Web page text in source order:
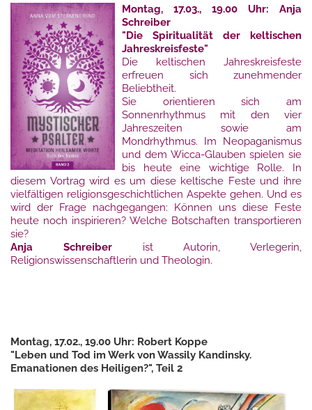
Montag, 17.03., 19.00 Uhr: Anja
Schreiber
"Die Spiritualität der keltischen
Jahreskreisfeste"
Die keltischen Jahreskreisfeste
erfreuen sich zunehmender
Beliebtheit.
Sie orientieren sich am
Sonnenrhythmus mit den vier
Jahreszeiten sowie am
Mondrhythmus. Im Neopaganismus
und dem Wicca-Glauben spielen sie
bis heute eine wichtige Rolle. In
diesem Vortrag wird es um diese keltische Feste und ihre
vielfältigen religionsgeschichtlichen Aspekte gehen. Und es
wird der Frage nachgegangen: Können uns diese Feste
heute noch inspirieren? Welche Botschaften transportieren
sie?
Anja Schreiberist Autorin, Verlegerin,
Religionswissenschaftlerin und Theologin.
Montag, 17.02., 19.00 Uhr: Robert Koppe
"Leben und Tod im Werk von Wassily Kandinsky.
Emanationen des Heiligen?", Teil 2